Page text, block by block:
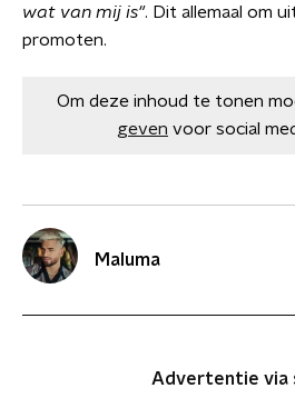
wat van mij is". Dit allemaal om
promoten.
Om deze inhoud te tonen
geven voor social
Maluma
Advertentie via